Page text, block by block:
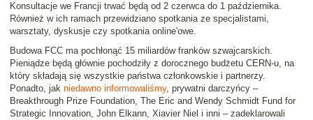
Konsultacje we Francji trwać będą od 2 czerwca do 1 października.
Również w ich ramach przewidziano spotkania ze specjalistami,
warsztaty, dyskusje czy spotkania online'owe.
Budowa FCC ma pochłonąć 15 miliardów franków szwajcarskich.
Pieniądze będą głównie pochodziły z dorocznego budżetu CERN-u, na
który składają się wszystkie państwa członkowskie i partnerzy.
Ponadto, jak niedawno informowaliśmy, prywatni darczyńcy –
Breakthrough Prize Foundation, The Eric and Wendy Schmidt Fund for
Strategic Innovation, John Elkann, Xiavier Niel i inni – zadeklarowali